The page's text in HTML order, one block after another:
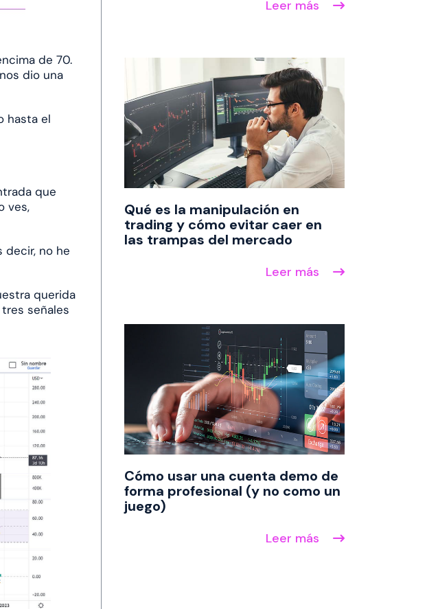
de 70.
dio una
hasta el
que
ves,
decir, no he
querida
señales
Leer más
Qué es la manipulación en
trading y cómo evitar caer en
las trampas del mercado
Leer más
Cómo usar una cuenta demo de
forma profesional (y no como un
juego)
Leer más